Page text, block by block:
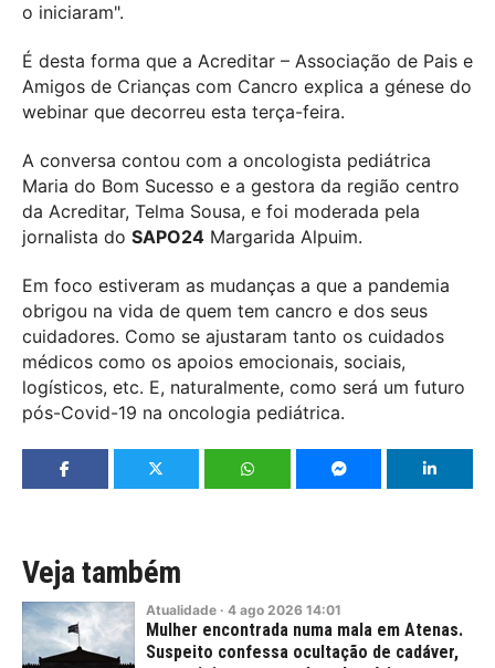
o iniciaram".
É desta forma que a Acreditar – Associação de Pais e
Amigos de Crianças com Cancro explica a génese do
webinar que decorreu esta terça-feira.
A conversa contou com a oncologista pediátrica
Maria do Bom Sucesso e a gestora da região centro
da Acreditar, Telma Sousa, e foi moderada pela
jornalista do SAPO24 Margarida Alpuim.
Em foco estiveram as mudanças a que a pandemia
obrigou na vida de quem tem cancro e dos seus
cuidadores. Como se ajustaram tanto os cuidados
médicos como os apoios emocionais, sociais,
logísticos, etc. E, naturalmente, como será um futuro
pós-Covid-19 na oncologia pediátrica.
Veja também
Atualidade · 4 ago 2026 14:01
Mulher encontrada numa mala em Atenas.
Suspeito confessa ocultação de cadáver,